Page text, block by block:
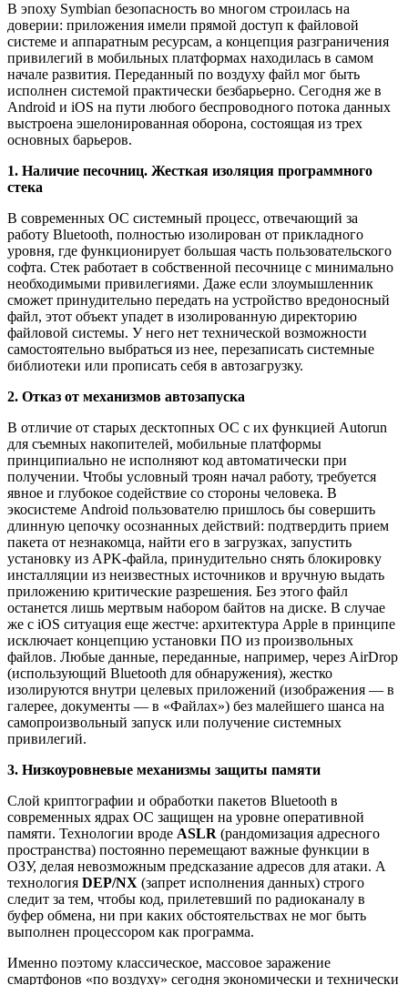
В эпоху Symbian безопасность во многом строилась на
доверии: приложения имели прямой доступ к файловой
системе и аппаратным ресурсам, а концепция разграничения
привилегий в мобильных платформах находилась в самом
начале развития. Переданный по воздуху файл мог быть
исполнен системой практически безбарьерно. Сегодня же в
Android и iOS на пути любого беспроводного потока данных
выстроена эшелонированная оборона, состоящая из трех
основных барьеров.
1. Наличие песочниц. Жесткая изоляция программного
стека
В современных ОС системный процесс, отвечающий за
работу Bluetooth, полностью изолирован от прикладного
уровня, где функционирует большая часть пользовательского
софта. Стек работает в собственной песочнице с минимально
необходимыми привилегиями. Даже если злоумышленник
сможет принудительно передать на устройство вредоносный
файл, этот объект упадет в изолированную директорию
файловой системы. У него нет технической возможности
самостоятельно выбраться из нее, перезаписать системные
библиотеки или прописать себя в автозагрузку.
2. Отказ от механизмов автозапуска
В отличие от старых десктопных ОС с их функцией Autorun
для съемных накопителей, мобильные платформы
принципиально не исполняют код автоматически при
получении. Чтобы условный троян начал работу, требуется
явное и глубокое содействие со стороны человека. В
экосистеме Android пользователю пришлось бы совершить
длинную цепочку осознанных действий: подтвердить прием
пакета от незнакомца, найти его в загрузках, запустить
установку из APK-файла, принудительно снять блокировку
инсталляции из неизвестных источников и вручную выдать
приложению критические разрешения. Без этого файл
останется лишь мертвым набором байтов на диске. В случае
же с iOS ситуация еще жестче: архитектура Apple в принципе
исключает концепцию установки ПО из произвольных
файлов. Любые данные, переданные, например, через AirDrop
(использующий Bluetooth для обнаружения), жестко
изолируются внутри целевых приложений (изображения — в
галерее, документы — в «Файлах») без малейшего шанса на
самопроизвольный запуск или получение системных
привилегий.
3. Низкоуровневые механизмы защиты памяти
Слой криптографии и обработки пакетов Bluetooth в
современных ядрах ОС защищен на уровне оперативной
памяти. Технологии вроде ASLR (рандомизация адресного
пространства) постоянно перемещают важные функции в
ОЗУ, делая невозможным предсказание адресов для атаки. А
технология DEP/NX (запрет исполнения данных) строго
следит за тем, чтобы код, прилетевший по радиоканалу в
буфер обмена, ни при каких обстоятельствах не мог быть
выполнен процессором как программа.
Именно поэтому классическое, массовое заражение
смартфонов «по воздуху» сегодня экономически и технически